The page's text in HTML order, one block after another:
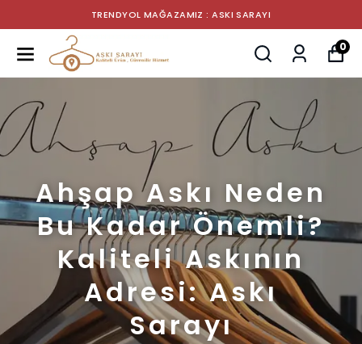
TRENDYOL MAĞAZAMIZ : ASKI SARAYI
0
Ahşap Askı Neden
Bu Kadar Önemli?
Kaliteli Askının
Adresi: Askı
Sarayı